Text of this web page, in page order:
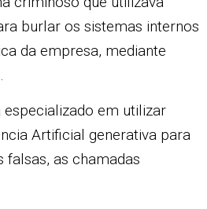
burlar os sistemas internos
da empresa, mediante
em utilizar
Artificial generativa para
as chamadas